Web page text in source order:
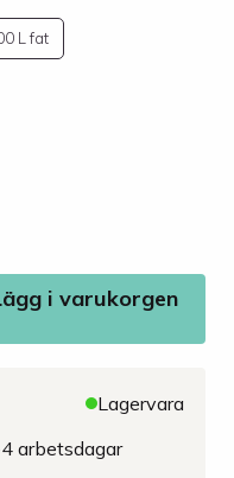
L fat
i varukorgen
Lagervara
arbetsdagar